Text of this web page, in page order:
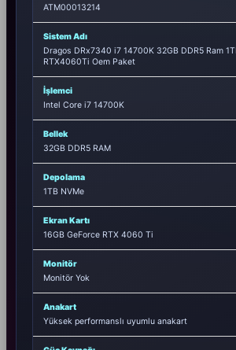
ATM00013214
Sistem Adı
Dragos DRx7340 i7 14700K 32GB DDR5 Ram
RTX4060Ti Oem Paket
İşlemci
Intel Core i7 14700K
Bellek
32GB DDR5 RAM
Depolama
1TB NVMe
Ekran Kartı
16GB GeForce RTX 4060 Ti
Monitör
Monitör Yok
Anakart
Yüksek performanslı uyumlu anakart